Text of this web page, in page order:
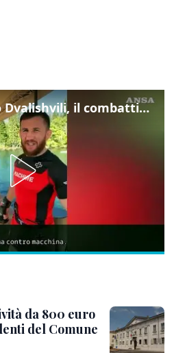
Zuckerberg contro Dvalishvili, il combattimento in mezzo a un lago
da 800 euro
del Comune